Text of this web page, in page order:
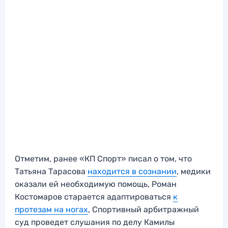
Отметим, ранее «КП Спорт» писал о том, что
Татьяна Тарасова находится в сознании, медики
оказали ей необходимую помощь, Роман
Костомаров старается адаптироваться к
протезам на ногах, Спортивный арбитражный
суд проведет слушания по делу Камилы